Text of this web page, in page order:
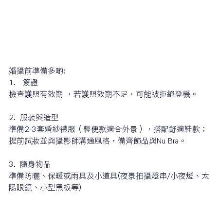
婚攝前準備多啲:
1.   簽證
檢查護照有效期 ，若護照效期不足，可能被拒絕登機。
2.  服裝與造型
準備2-3套婚紗禮服（輕便款適合外景），搭配舒適鞋款；
提前試妝並與攝影師溝通風格，備齊飾品與Nu Bra。
3.  隨身物品
準備防曬、保暖或雨具及小道具(夜景拍攝燈串/小夜燈、太
陽眼鏡、小型黑板等)